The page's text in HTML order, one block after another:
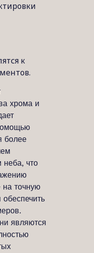
к
хрома и
более
неба, что
точную
являются